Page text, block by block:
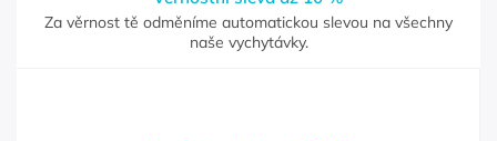
Za věrnost tě odměníme automatickou slevou na všechny
naše vychytávky.